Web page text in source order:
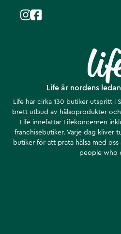
Life är nordens
Life har cirka 130 butiker utspritt i
brett utbud av hälsoprodukter
Life innefattar Lifekoncernen
franchisebutiker. Varje dag kliver
butiker för att prata hälsa med
people who